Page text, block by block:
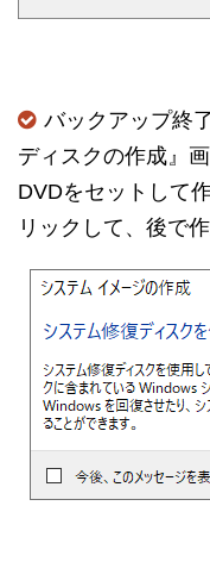
バックアップ終
ディスクの作成』
DVDをセットして
リックして、後で